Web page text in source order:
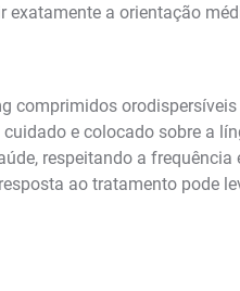
exatamente a orientação
comprimidos
e colocado sobre a
respeitando a
ao tratamento pode